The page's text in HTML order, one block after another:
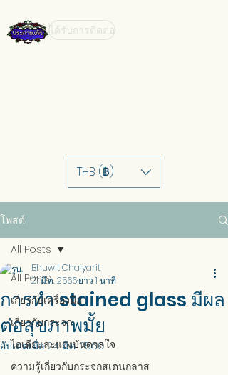
ได้รับการติดต่อ
THB (฿)
โพสต์
All Posts
เกี่ยวกับเครื่องมือ
เกี่ยวกับกระจก
ไอเดียและแรงบันดาลใจ
ความรู้เกี่ยวกับกระจกสเตนกลาส
All Posts
การทำ stained glass มีผล
ต่อสุขภาพมั้ย
Bhuwit Chaiyarit
21 มี.ค. 2566ยาว 1 นาที
อัปเดตเมื่อ24 มี.ค. 2566